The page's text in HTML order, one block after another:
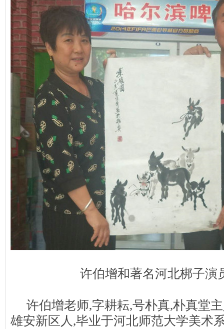
许伯增和著名河北梆子演
许伯增老师,字耕耘,号朴真,朴真堂
雄安新区人,毕业于河北师范大学美术